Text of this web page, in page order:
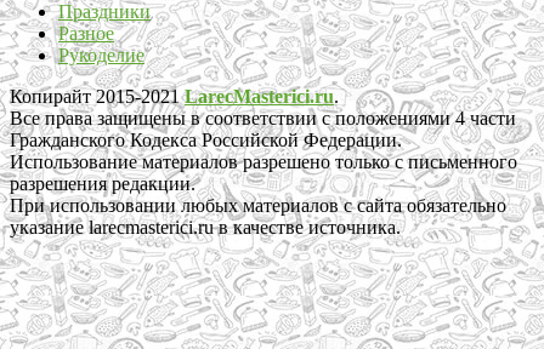
Праздники
Разное
Рукоделие
Копирайт 2015-2021LarecMasterici.ru.
Все права защищены в соответствии с положениями 4 части
Гражданского Кодекса Российской Федерации.
Использование материалов разрешено только с письменного
разрешения редакции.
При использовании любых материалов с сайта обязательно
указание larecmasterici.ru в качестве источника.